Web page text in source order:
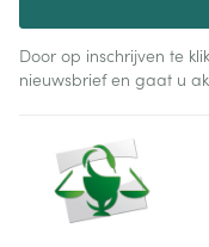
Door op inschrijven te
nieuwsbrief en gaat u